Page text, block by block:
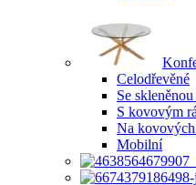
Celodřevěné
Se
S kovovým
Na kovových
Mobilní